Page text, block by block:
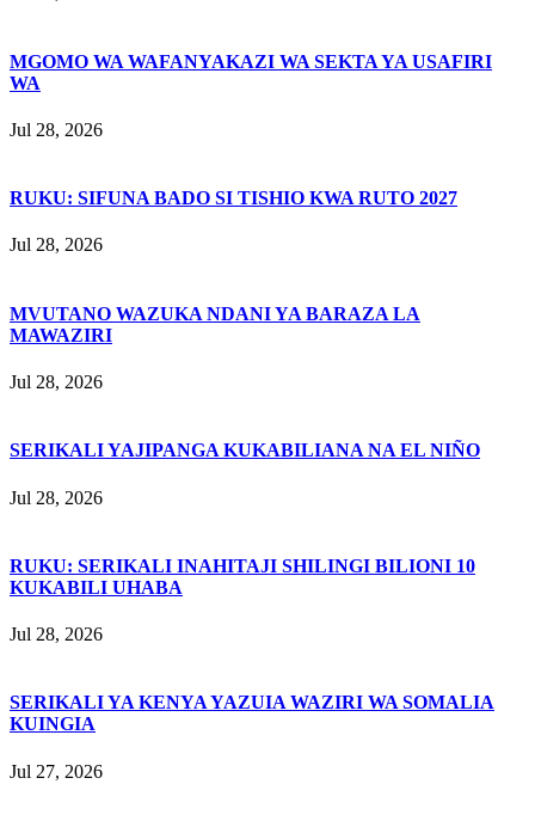
MGOMO WA WAFANYAKAZI WA SEKTA YA USAFIRI
WA
Jul 28, 2026
RUKU: SIFUNA BADO SI TISHIO KWA RUTO 2027
Jul 28, 2026
MVUTANO WAZUKA NDANI YA BARAZA LA
MAWAZIRI
Jul 28, 2026
SERIKALI YAJIPANGA KUKABILIANA NA EL NIÑO
Jul 28, 2026
RUKU: SERIKALI INAHITAJI SHILINGI BILIONI 10
KUKABILI UHABA
Jul 28, 2026
SERIKALI YA KENYA YAZUIA WAZIRI WA SOMALIA
KUINGIA
Jul 27, 2026